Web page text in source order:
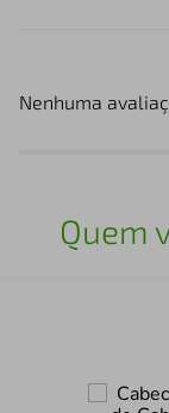
Nenhuma
Quem